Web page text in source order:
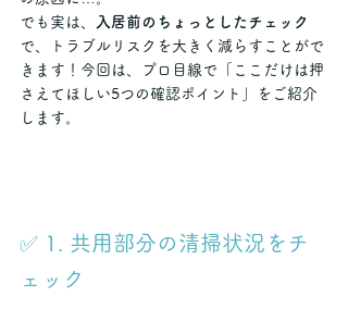
でも実は、
入居前のちょっとしたチェック
で、トラブルリスクを大きく減らすことがで
きます！今回は、プロ目線で「ここだけは押
さえてほしい5つの確認ポイント」をご紹介
します。
✅ 1. 共用部分の清掃状況をチ
ェック